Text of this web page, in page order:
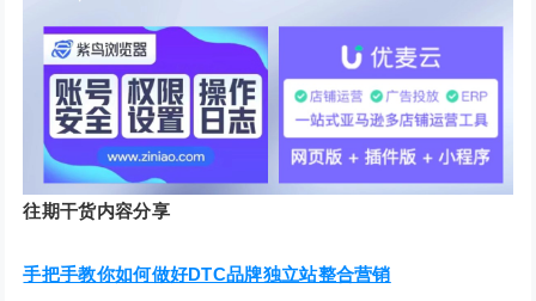
往期干货内容分享
手把手教你如何做好DTC品牌独立站整合营销